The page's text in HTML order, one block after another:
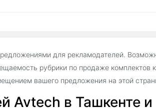
для рекламодателей.
рубрики по продаже комплектов
вашего предложения на этой
Avtech в Ташкенте и